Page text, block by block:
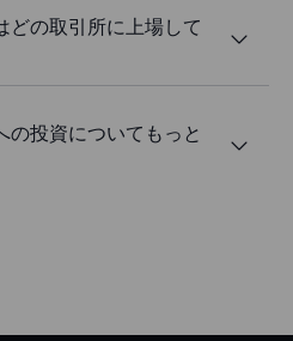
どの取引所に上場して
の投資についてもっと